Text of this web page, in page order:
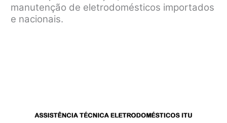
manutenção de eletrodomésticos importados
e nacionais.